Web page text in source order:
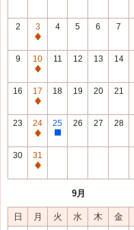
2
3
通
常
休
館
日
4 5 6 7
9
10
通
常
休
館
日
11 12 13 14
16
17
通
常
休
館
日
18 19 20 21
23
24
通
常
休
館
25
整
修
26 27 28
30
31
通
館
日
9月
日 月 火 水 木 金